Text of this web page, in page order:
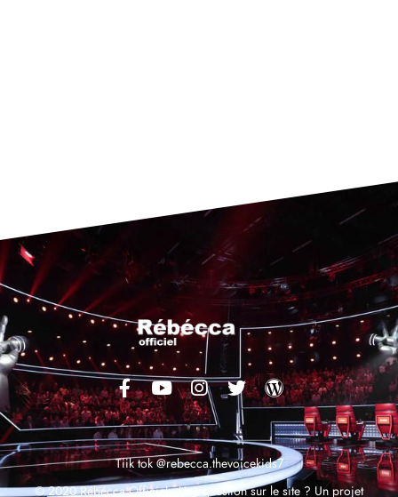
Tiik tok @rebecca.thevoicekids7
© 2020 Rébécca Officiel, Une question sur le site ? Un projet